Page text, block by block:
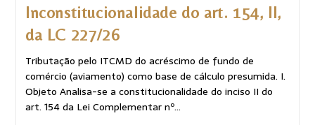
Inconstitucionalidade do art. 154, II,
da LC 227/26
Tributação pelo ITCMD do acréscimo de fundo de
comércio (aviamento) como base de cálculo presumida. I.
Objeto Analisa-se a constitucionalidade do inciso II do
art. 154 da Lei Complementar nº…